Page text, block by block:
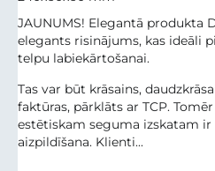
JAUNUMS! Elegantā produkta
elegants risinājums, kas ideāli
telpu labiekārtošanai.
Tas var būt krāsains,
faktūras, pārklāts ar TCP.
estētiskam seguma izskatam ir
aizpildīšana. Klienti...